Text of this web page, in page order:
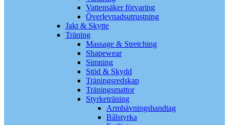
Vattensäker förvaring
Överlevnadsutrustning
Jakt & Skytte
Träning
Massage & Stretching
Shapewear
Simning
Stöd & Skydd
Träningsredskap
Träningsmattor
Styrketräning
Armhävningshandtag
Bålstyrka